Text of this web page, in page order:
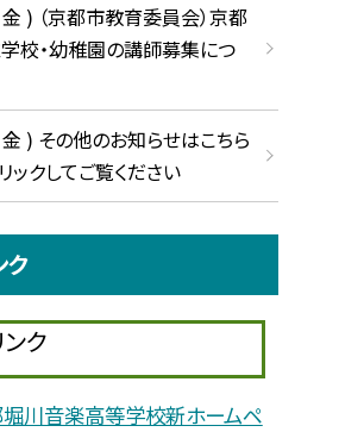
) （京都市教育委員会）京都
校・幼稚園の講師募集につ
) その他のお知らせはこちら
ックしてご覧ください
ク
ンク
川音楽高等学校新ホームペ